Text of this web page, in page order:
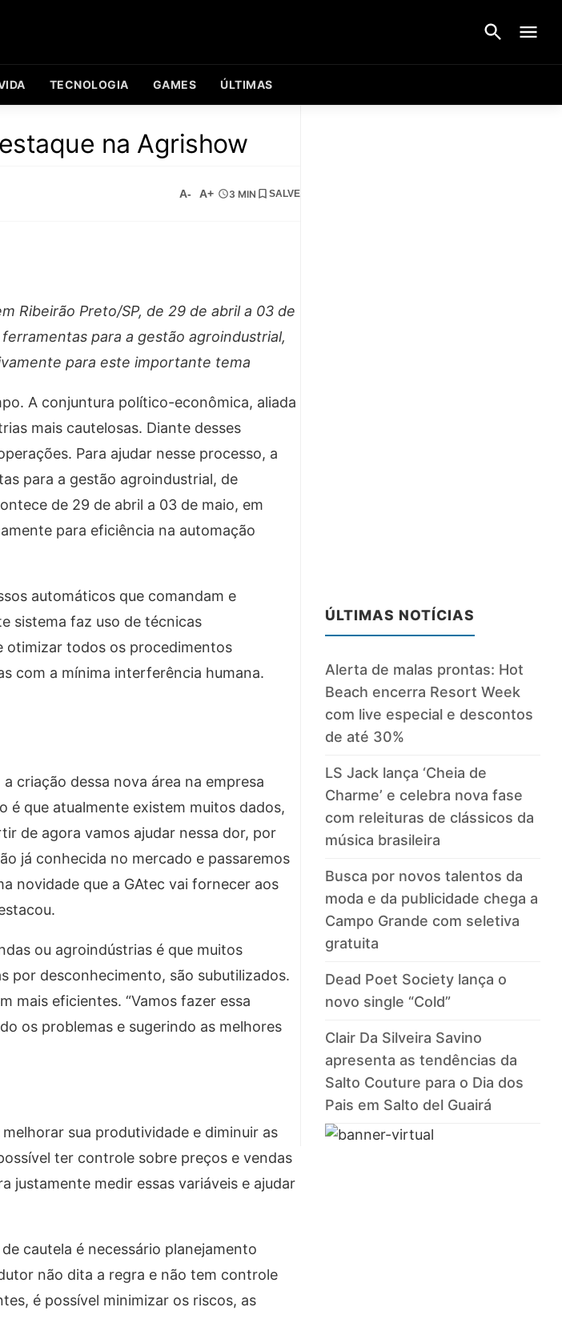
TECNOLOGIA GAMES ÚLTIMAS
na Agrishow
A- A+ 3 MIN SALVE
Ribeirão Preto/SP, de 29 de abril a 03 de
para a gestão agroindustrial,
para este importante tema
A conjuntura político-econômica, aliada
mais cautelosas. Diante desses
Para ajudar nesse processo, a
para a gestão agroindustrial, de
de 29 de abril a 03 de maio, em
para eficiência na automação
automáticos que comandam e
sistema faz uso de técnicas
otimizar todos os procedimentos
com a mínima interferência humana.
criação dessa nova área na empresa
é que atualmente existem muitos dados,
de agora vamos ajudar nessa dor, por
já conhecida no mercado e passaremos
novidade que a GAtec vai fornecer aos
ou agroindústrias é que muitos
por desconhecimento, são subutilizados.
mais eficientes. “Vamos fazer essa
os problemas e sugerindo as melhores
sua produtividade e diminuir as
ter controle sobre preços e vendas
justamente medir essas variáveis e ajudar
cautela é necessário planejamento
não dita a regra e não tem controle
é possível minimizar os riscos, as
ÚLTIMAS NOTÍCIAS
Alerta de malas prontas: Hot
Beach encerra Resort Week
com live especial e descontos
de até 30%
LS Jack lança ‘Cheia de
Charme’ e celebra nova fase
com releituras de clássicos da
música brasileira
Busca por novos talentos da
moda e da publicidade chega a
Campo Grande com seletiva
gratuita
Dead Poet Society lança o
novo single “Cold”
Clair Da Silveira Savino
apresenta as tendências da
Salto Couture para o Dia dos
Pais em Salto del Guairá